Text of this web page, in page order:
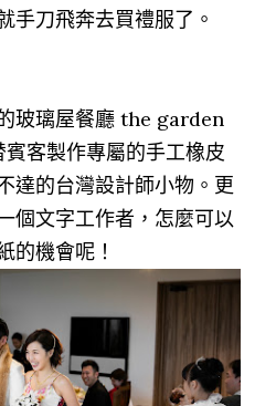
手刀飛奔去買禮服了。
玻璃屋餐廳 the garden
客製作專屬的手工橡皮
達的台灣設計師小物。更
個文字工作者，怎麼可以
的機會呢！